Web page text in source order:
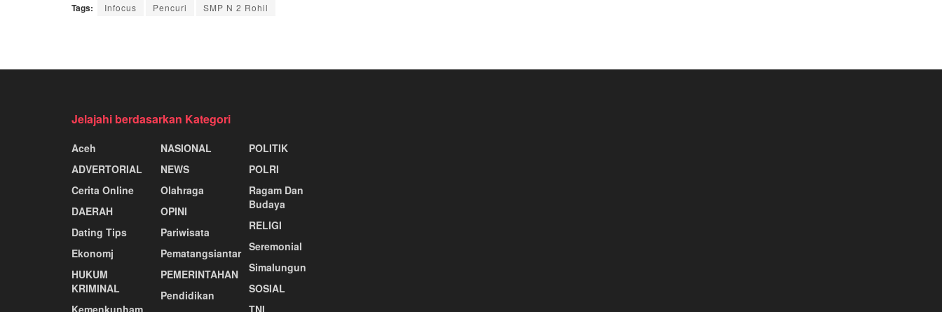
Tags: Infocus Pencuri SMP N 2 Rohil
Jelajahi berdasarkan Kategori
Aceh
ADVERTORIAL
Cerita Online
DAERAH
Dating Tips
Ekonomj
HUKUM
KRIMINAL
Kemenkunham
NASIONAL
NEWS
Olahraga
OPINI
Pariwisata
Pematangsiantar
PEMERINTAHAN
Pendidikan
POLITIK
POLRI
Ragam Dan
Budaya
RELIGI
Seremonial
Simalungun
SOSIAL
TNI